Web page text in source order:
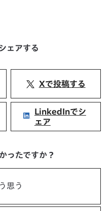
ェアする
Xで投稿する
LinkedInでシ
ェア
ったですか？
思う